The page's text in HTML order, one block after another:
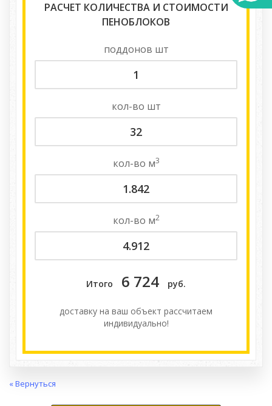
РАСЧЕТ КОЛИЧЕСТВА И СТОИМОСТИ
ПЕНОБЛОКОВ
поддонов шт
кол-во шт
кол-во м3
кол-во м2
Итого 6 724 руб.
доставку на ваш объект расcчитаем
индивидуально!
« Вернуться